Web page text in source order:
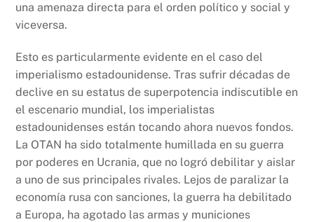
una amenaza directa para el orden político y social y
viceversa.
Esto es particularmente evidente en el caso del
imperialismo estadounidense. Tras sufrir décadas de
declive en su estatus de superpotencia indiscutible en
el escenario mundial, los imperialistas
estadounidenses están tocando ahora nuevos fondos.
La OTAN ha sido totalmente humillada en su guerra
por poderes en Ucrania, que no logró debilitar y aislar
a uno de sus principales rivales. Lejos de paralizar la
economía rusa con sanciones, la guerra ha debilitado
a Europa, ha agotado las armas y municiones